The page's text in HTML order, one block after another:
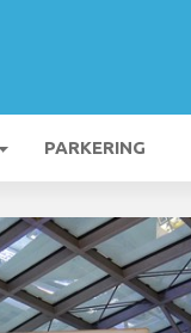
PARKERING